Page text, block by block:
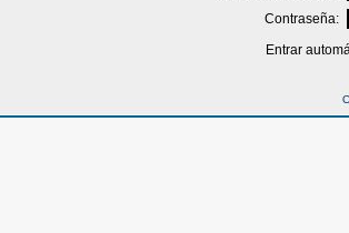
Contraseña:
Entrar